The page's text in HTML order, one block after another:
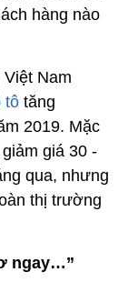
hàng nào
Nam
tô tăng
2019. Mặc
giá 30 -
qua, nhưng
thị trường
ngay…”